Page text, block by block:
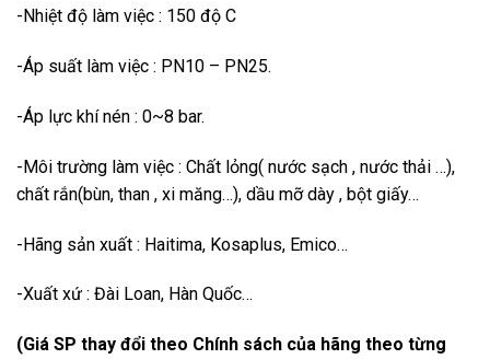
-Nhiệt độ làm việc : 150 độ C
-Áp suất làm việc : PN10 – PN25.
-Áp lực khí nén : 0~8 bar.
-Môi trường làm việc : Chất lỏng( nước sạch , nước thải …),
chất rắn(bùn, than , xi măng…), dầu mỡ dày , bột giấy…
-Hãng sản xuất : Haitima, Kosaplus, Emico…
-Xuất xứ : Đài Loan, Hàn Quốc…
(Giá SP thay đổi theo Chính sách của hãng theo từng